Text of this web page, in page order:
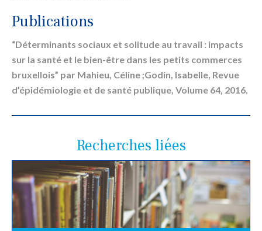
Publications
“Déterminants sociaux et solitude au travail : impacts
sur la santé et le bien-être dans les petits commerces
bruxellois” par Mahieu, Céline ;Godin, Isabelle, Revue
d’épidémiologie et de santé publique, Volume 64, 2016.
Recherches liées